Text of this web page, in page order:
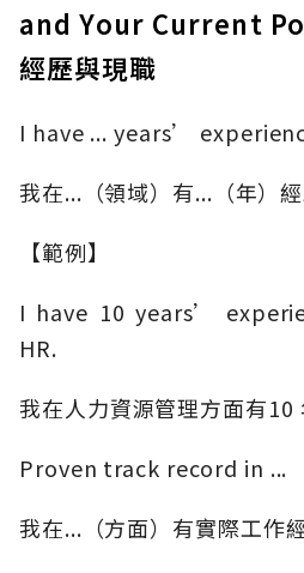
and Your Current
經歷與現職
I have ... years’
我在...（領域）有...（年）
【範例】
I have 10 years’
HR.
我在人力資源管理方面有10
Proven track record in ...
我在...（方面）有實際工作